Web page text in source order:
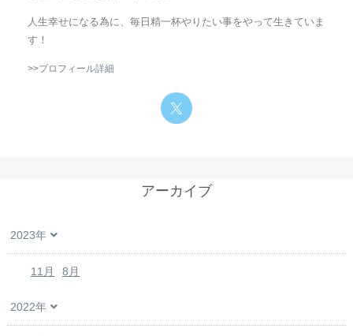
人生幸せになる為に、毎日精一杯やりたい事をやって生きていま
す！
>>プロフィール詳細
アーカイブ
2023年
11月 8月
2022年